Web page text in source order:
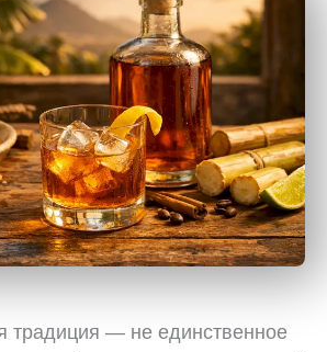
традиция — не единственное